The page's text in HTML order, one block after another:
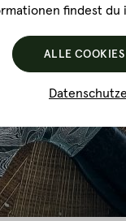
findest du
ALLE